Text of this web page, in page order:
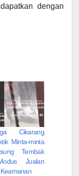
dengan
Cikarang
Minta-minta
Tembak
Jualan